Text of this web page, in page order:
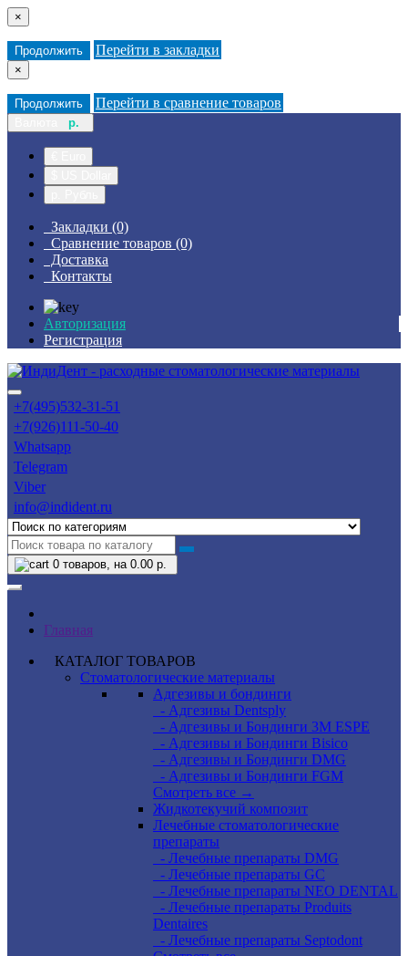
×
Продолжить Перейти в закладки
×
Продолжить Перейти в сравнение товаров
р.
Закладки (0)
Сравнение товаров (0)
Доставка
Контакты
Авторизация
Регистрация
+7(495)532-31-51
+7(926)111-50-40
Whatsapp
Telegram
Viber
info@indident.ru
0 товаров, на 0.00 р.
Главная
КАТАЛОГ ТОВАРОВ
Стоматологические материалы
Адгезивы и бондинги
- Адгезивы Dentsply
- Адгезивы и Бондинги 3M ESPE
- Адгезивы и Бондинги Bisico
- Адгезивы и Бондинги DMG
- Адгезивы и Бондинги FGM
Смотреть все →
Жидкотекучий композит
Лечебные стоматологические
препараты
- Лечебные препараты DMG
- Лечебные препараты GC
- Лечебные препараты NEO DENTAL
- Лечебные препараты Produits
Dentaires
- Лечебные препараты Septodont